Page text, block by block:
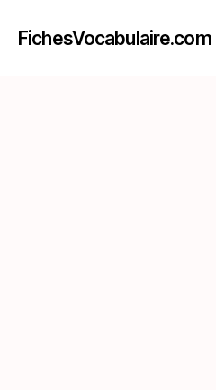
FichesVocabulaire.com